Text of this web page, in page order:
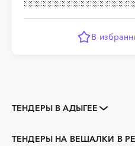
В
ТЕНДЕРЫ В АДЫГЕЕ
ТЕНДЕРЫ НА ВЕШАЛКИ В